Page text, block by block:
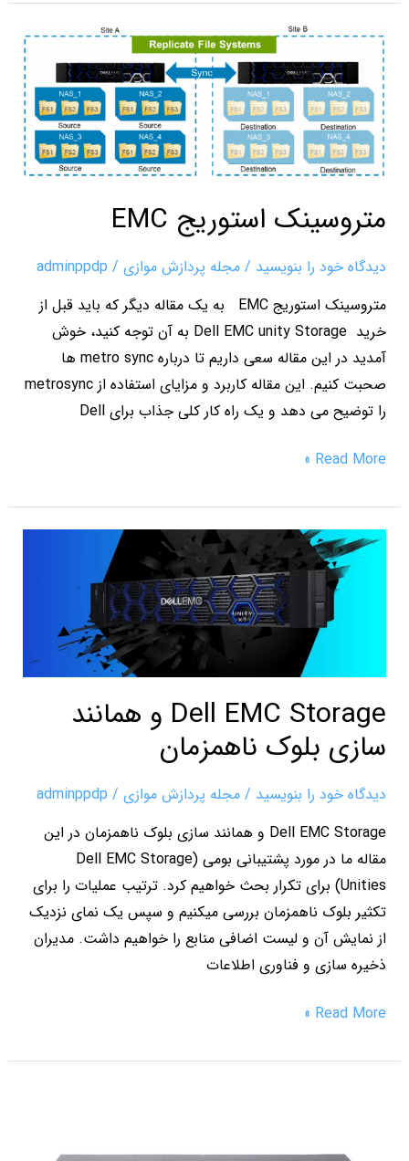
متروسینک استوریج EMC
دیدگاه‌ خود را بنویسید / مجله پردازش موازی/
adminppdp
متروسینک استوریج EMC به یک مقاله دیگر که باید قبل از
خرید Dell EMC unity Storage به آن توجه کنید، خوش
آمدید در این مقاله سعی داریم تا درباره metro sync ها
صحبت کنیم. این مقاله کاربرد و مزایای استفاده از metrosync
را توضیح می دهد و یک راه کار کلی جذاب برای Dell
متروسینک
استوریج
EMC
Read More »
Dell EMC Storage و همانند
سازی بلوک ناهمزمان
دیدگاه‌ خود را بنویسید / مجله پردازش موازی/
adminppdp
Dell EMC Storage و همانند سازی بلوک ناهمزمان در این
مقاله ما در مورد پشتیبانی بومی (Dell EMC Storage
(Unities برای تکرار بحث خواهیم کرد. ترتیب عملیات را برای
تکثیر بلوک ناهمزمان بررسی میکنیم و سپس یک نمای نزدیک
از نمایش آن و لیست اضافی منابع را خواهیم داشت. مدیران
ذخیره سازی و فناوری اطلاعات
Dell
Storage
سازی
ناهمزمان
Read More »
Storage